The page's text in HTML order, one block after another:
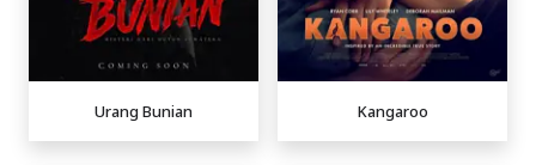
Urang Bunian Kangaroo